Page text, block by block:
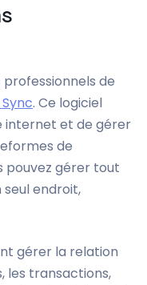
de
. Ce logiciel
internet et de gérer
de
pouvez gérer tout
endroit,
gérer la relation
les transactions,